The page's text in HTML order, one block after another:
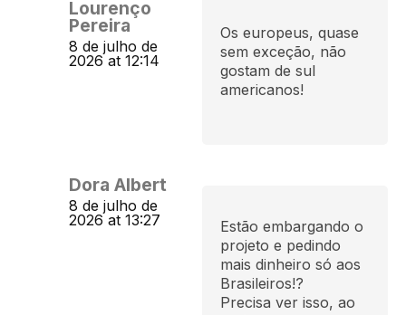
Lourenço
Pereira
8 de julho de
2026 at 12:14
Os europeus, quase
sem exceção, não
gostam de sul
americanos!
Dora Albert
8 de julho de
2026 at 13:27
Estão embargando o
projeto e pedindo
mais dinheiro só aos
Brasileiros!?
Precisa ver isso, ao